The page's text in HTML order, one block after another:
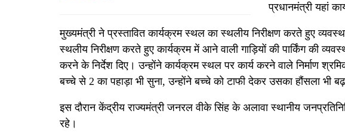
प्रधानमंत्री यहां
मुख्यमंत्री ने प्रस्तावित कार्यक्रम स्थल का स्थलीय निरीक्षण करते हुए
स्थलीय निरीक्षण करते हुए कार्यक्रम में आने वाली गाड़ियों की पार्किंग की
करने के निर्देश दिए। उन्होंने कार्यक्रम स्थल पर कार्य करने वाले निर्माण
बच्चे से 2 का पहाड़ा भी सुना, उन्होंने बच्चे को टाफी देकर उसका हौंसला भी
इस दौरान केंद्रीय राज्यमंत्री जनरल वीके सिंह के अलावा स्थानीय
रहे।